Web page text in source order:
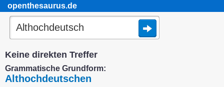
openthesaurus.de
Keine direkten Treffer
Grammatische Grundform:
Althochdeutschen